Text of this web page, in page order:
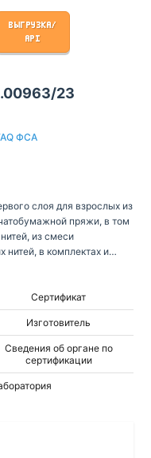
ВЫГРУЗКА/
API
23
ФСА
слоя для взрослых из
пряжи, в том
из смеси
нитей, в комплектах и
Сертификат
Изготовитель
Сведения об органе по
сертификации